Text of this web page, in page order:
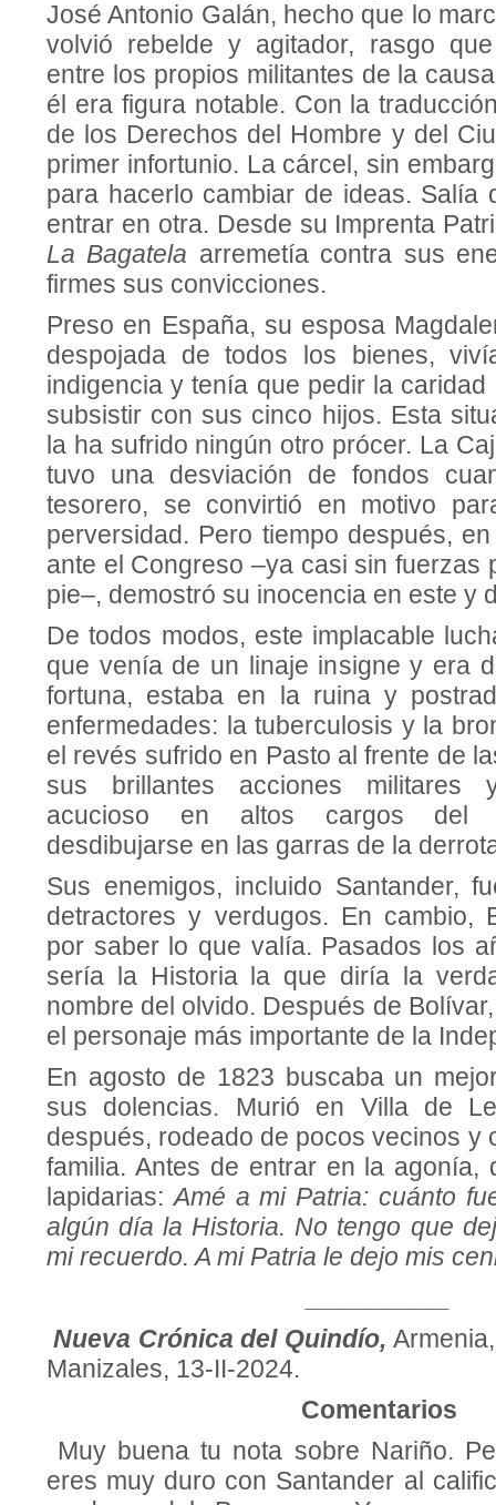
José Antonio Galán, hecho que lo
volvió rebelde y agitador, rasgo
entre los propios militantes de la
él era figura notable. Con la
de los Derechos del Hombre y del
primer infortunio. La cárcel, sin
para hacerlo cambiar de ideas. Salía
entrar en otra. Desde su Imprenta
La Bagatela arremetía contra sus
firmes sus convicciones.
Preso en España, su esposa
despojada de todos los bienes,
indigencia y tenía que pedir la
subsistir con sus cinco hijos. Esta
la ha sufrido ningún otro prócer. La
tuvo una desviación de fondos
tesorero, se convirtió en motivo
perversidad. Pero tiempo después,
ante el Congreso –ya casi sin fuerzas
pie–, demostró su inocencia en este y
De todos modos, este implacable
que venía de un linaje insigne y era
fortuna, estaba en la ruina y
enfermedades: la tuberculosis y la
el revés sufrido en Pasto al frente de
sus brillantes acciones militares
acucioso en altos cargos del
desdibujarse en las garras de la
Sus enemigos, incluido Santander,
detractores y verdugos. En cambio,
por saber lo que valía. Pasados los
sería la Historia la que diría la
nombre del olvido. Después de
el personaje más importante de la
En agosto de 1823 buscaba un
sus dolencias. Murió en Villa de
después, rodeado de pocos vecinos y
familia. Antes de entrar en la agonía,
lapidarias:Amé a mi Patria: cuánto
algún día la Historia. No tengo que
mi recuerdo. A mi Patria le dejo mis
Nueva Crónica del Quindío,
Manizales, 13-II-2024.
Comentarios
Muy buena tu nota sobre Nariño.
eres muy duro con Santander al